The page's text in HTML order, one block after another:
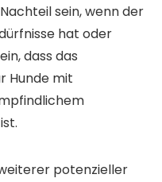
sein, wenn der
hat oder
dass das
Hunde mit
potenzieller